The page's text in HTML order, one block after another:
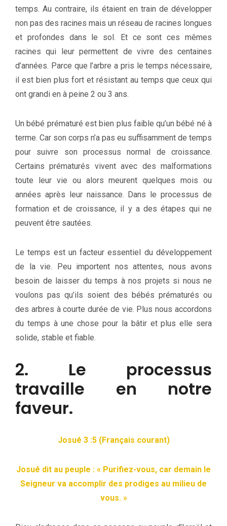
temps. Au contraire, ils étaient en train de développer
non pas des racines mais un réseau de racines longues
et profondes dans le sol. Et ce sont ces mêmes
racines qui leur permettent de vivre des centaines
d’années. Parce que l’arbre a pris le temps nécessaire,
il est bien plus fort et résistant au temps que ceux qui
ont grandi en à peine 2 ou 3 ans.
Un bébé prématuré est bien plus faible qu’un bébé né à
terme. Car son corps n’a pas eu suffisamment de temps
pour suivre son processus normal de croissance.
Certains prématurés vivent avec des malformations
toute leur vie ou alors meurent quelques mois ou
années après leur naissance. Dans le processus de
formation et de croissance, il y a des étapes qui ne
peuvent être sautées.
Le temps est un facteur essentiel du développement
de la vie. Peu importent nos attentes, nous avons
besoin de laisser du temps à nos projets si nous ne
voulons pas qu’ils soient des bébés prématurés ou
des arbres à courte durée de vie. Plus nous accordons
du temps à une chose pour la bâtir et plus elle sera
solide, stable et fiable.
2. Le processus
travaille en notre
faveur.
Josué 3 :5 (Français courant)
Josué dit au peuple : « Purifiez-vous, car demain le
Seigneur va accomplir des prodiges au milieu de
vous. »